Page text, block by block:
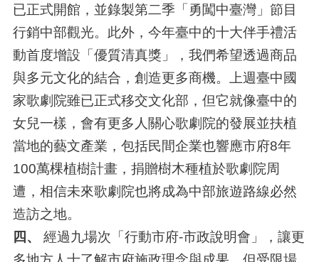
已正式開館，並錄製第二季「勇闖中臺灣」節目
行銷中部觀光。此外，今年臺中的十大伴手禮活
動首度增設「優質清真獎」，我們希望透過商品
與多元文化的結合，創造更多商機。上週臺中國
家歌劇院雖已正式移交文化部，但它就像臺中的
女兒一樣，會有更多人關心歌劇院的發展並扶植
當地的藝文產業，包括民間企業也響應市府8年
100萬棵植樹計畫，捐贈樹木種植於歌劇院周
遭，相信未來歌劇院也將成為中部旅遊路線必然
造訪之地。
四、
經過九場次「行動市府-市政說明會」，讓更